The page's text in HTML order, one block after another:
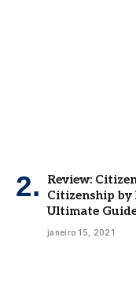
Review:
Citizenship by
Ultimate
janeiro 15, 2021